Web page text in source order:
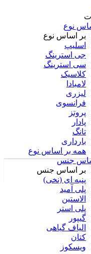
نوع
بر اساس نوع
اسلیپ
جی استرینگ
سی استرینگ
کلاسیک
لامبادا
لیزری
فرانسوی
پروتز
پادار
تانگ
بارداری
همه بر اساس نوع
جنس
بر اساس جنس
پنبه ای (نخی)
پلی آمید
الاستین
پلی استر
گیپور
الیاف گیاهی
کتان
ویسکوز